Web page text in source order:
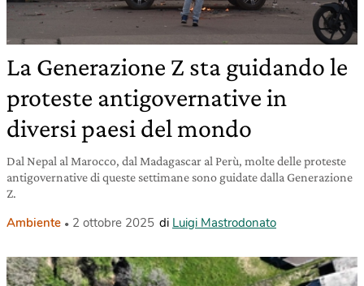
La Generazione Z sta guidando le
proteste antigovernative in
diversi paesi del mondo
Dal Nepal al Marocco, dal Madagascar al Perù, molte delle proteste
antigovernative di queste settimane sono guidate dalla Generazione
Z.
Ambiente 2 ottobre 2025 di Luigi Mastrodonato